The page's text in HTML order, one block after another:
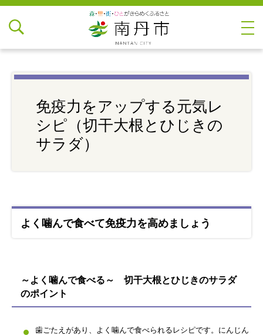
免疫力をアップする元気レ
シピ（切干大根とひじきの
サラダ）
よく噛んで食べて免疫力を高めましょう
～よく噛んで食べる～ 切干大根とひじきのサラダ
のポイント
歯ごたえがあり、よく噛んで食べられるレシピです。にんじん